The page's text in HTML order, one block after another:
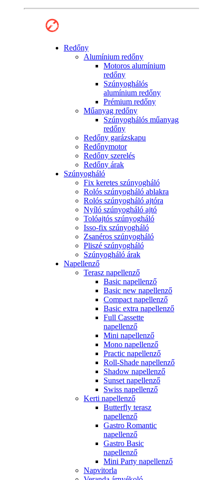
Redőny
Alumínium redőny
Motoros alumínium
redőny
Szúnyoghálós
alumínium redőny
Prémium redőny
Műanyag redőny
Szúnyoghálós műanyag
redőny
Redőny garázskapu
Redőnymotor
Redőny szerelés
Redőny árak
Szúnyogháló
Fix keretes szúnyogháló
Rolós szúnyogháló ablakra
Rolós szúnyogháló ajtóra
Nyíló szúnyogháló ajtó
Tolóajtós szúnyogháló
Isso-fix szúnyogháló
Zsanéros szúnyogháló
Pliszé szúnyogháló
Szúnyogháló árak
Napellenző
Terasz napellenző
Basic napellenző
Basic new napellenző
Compact napellenző
Basic extra napellenző
Full Cassette
napellenző
Mini napellenző
Mono napellenző
Practic napellenző
Roll-Shade napellenző
Shadow napellenző
Sunset napellenző
Swiss napellenző
Kerti napellenző
Butterfly terasz
napellenző
Gastro Romantic
napellenző
Gastro Basic
napellenző
Mini Party napellenző
Napvitorla